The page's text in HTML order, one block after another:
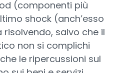
(componenti più
shock (anch’esso
salvo che il
non si complichi
le ripercussioni sul